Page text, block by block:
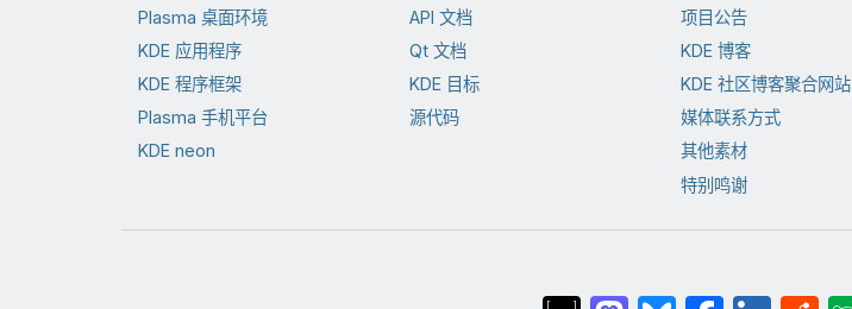
Plasma 桌面环境
KDE 应用程序
KDE 程序框架
Plasma 手机平台
KDE neon
API 文档
Qt 文档
KDE 目标
源代码
项目公告
KDE 博客
KDE 社区博客聚合网站
媒体联系方式
其他素材
特别鸣谢